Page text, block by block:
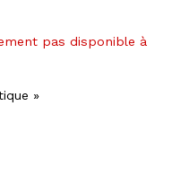
pas disponible à
»